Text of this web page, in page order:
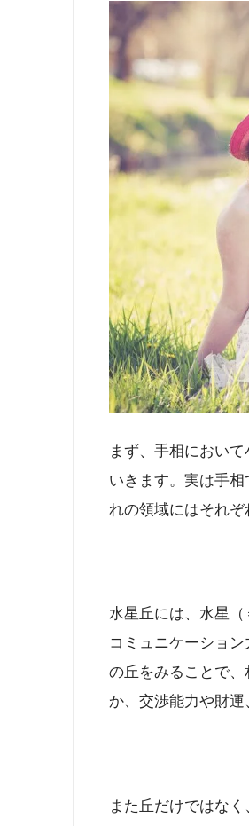
まず、手相におい
いきます。実は手
れの領域にはそれぞ
水星丘には、水星
コミュニケーショ
の丘をみることで
か、交渉能力や財
また丘だけではな